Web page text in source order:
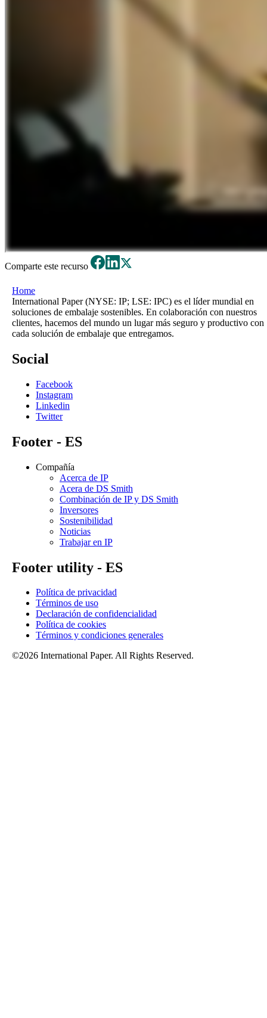
Comparte este recurso
Home
International Paper (NYSE: IP; LSE: IPC) es el líder mundial en
soluciones de embalaje sostenibles. En colaboración con nuestros
clientes, hacemos del mundo un lugar más seguro y productivo con
cada solución de embalaje que entregamos.
Social
Facebook
Instagram
Linkedin
Twitter
Footer - ES
Compañía
Acerca de IP
Acera de DS Smith
Combinación de IP y DS Smith
Inversores
Sostenibilidad
Noticias
Trabajar en IP
Footer utility - ES
Política de privacidad
Términos de uso
Declaración de confidencialidad
Política de cookies
Términos y condiciones generales
©2026 International Paper. All Rights Reserved.